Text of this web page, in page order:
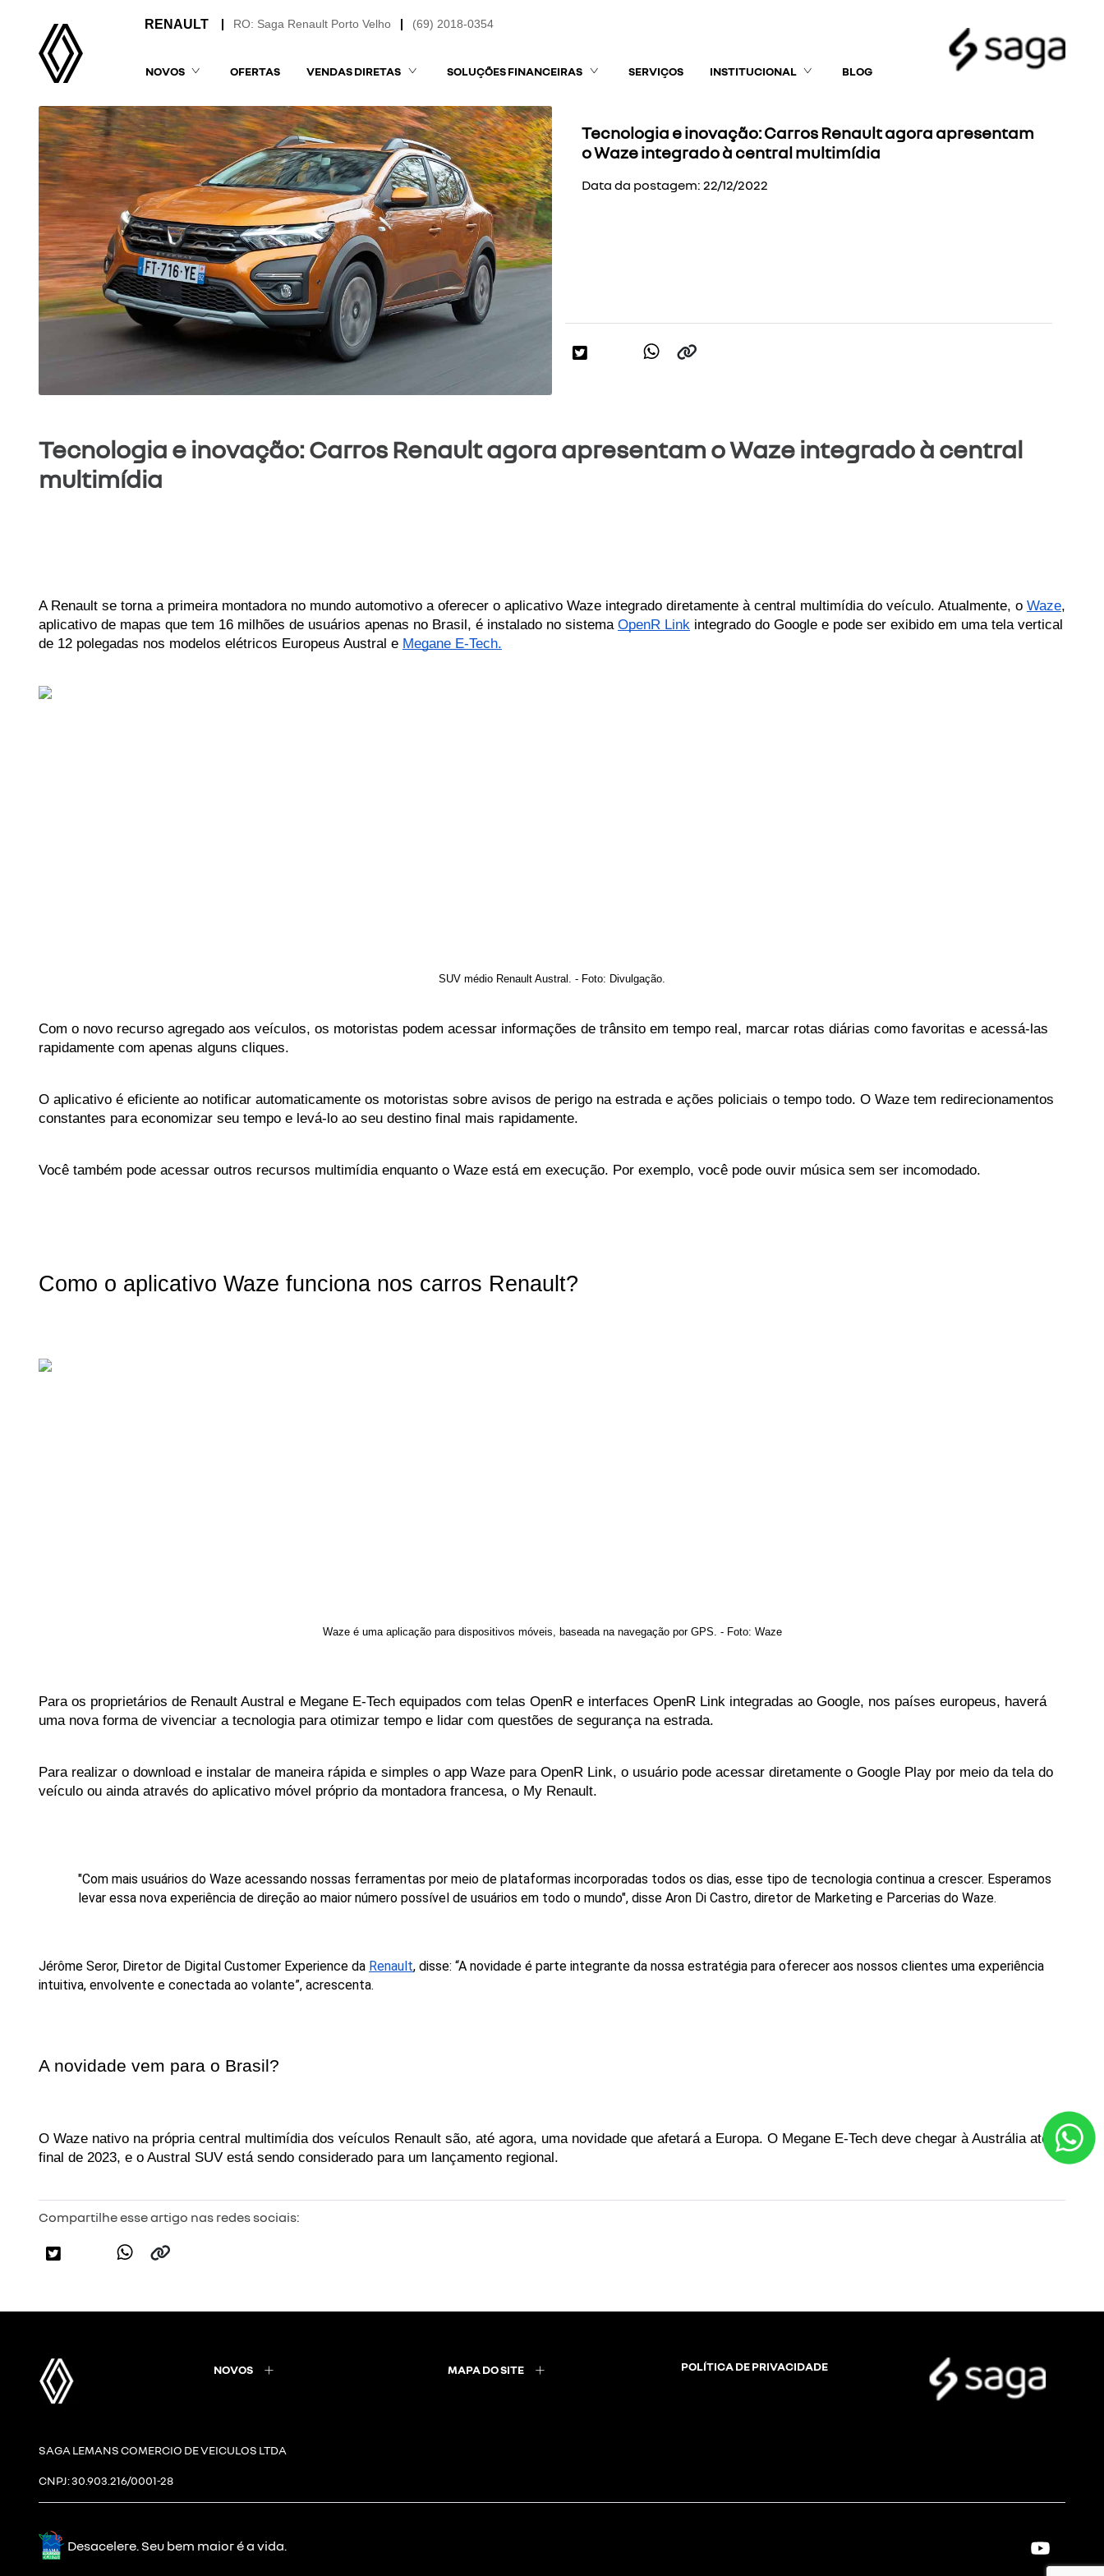
(69) 2018-0354
RO: Saga Renault Porto Velho
NOVOS OFERTAS VENDAS DIRETAS SOLUÇÕES FINANCEIRAS SERVIÇOS INSTITUCIONAL BLOG
Tecnologia e inovação: Carros Renault agora apresentam
o Waze integrado à central multimídia
Data da postagem: 22/12/2022
Tecnologia e inovação: Carros Renault agora apresentam o Waze integrado à central
multimídia
A Renault se torna a primeira montadora no mundo automotivo a oferecer o aplicativo Waze integrado diretamente à central multimídia do veículo. Atualmente, o Waze,
aplicativo de mapas que tem 16 milhões de usuários apenas no Brasil, é instalado no sistema OpenR Link integrado do Google e pode ser exibido em uma tela vertical
de 12 polegadas nos modelos elétricos Europeus Austral e Megane E-Tech.
SUV médio Renault Austral. - Foto: Divulgação.
Com o novo recurso agregado aos veículos, os motoristas podem acessar informações de trânsito em tempo real, marcar rotas diárias como favoritas e acessá-las
rapidamente com apenas alguns cliques.
O aplicativo é eficiente ao notificar automaticamente os motoristas sobre avisos de perigo na estrada e ações policiais o tempo todo. O Waze tem redirecionamentos
constantes para economizar seu tempo e levá-lo ao seu destino final mais rapidamente.
Você também pode acessar outros recursos multimídia enquanto o Waze está em execução. Por exemplo, você pode ouvir música sem ser incomodado.
Como o aplicativo Waze funciona nos carros Renault?
Waze é uma aplicação para dispositivos móveis, baseada na navegação por GPS. - Foto: Waze
Para os proprietários de Renault Austral e Megane E-Tech equipados com telas OpenR e interfaces OpenR Link integradas ao Google, nos países europeus, haverá
uma nova forma de vivenciar a tecnologia para otimizar tempo e lidar com questões de segurança na estrada.
Para realizar o download e instalar de maneira rápida e simples o app Waze para OpenR Link, o usuário pode acessar diretamente o Google Play por meio da tela do
veículo ou ainda através do aplicativo móvel próprio da montadora francesa, o My Renault.
"Com mais usuários do Waze acessando nossas ferramentas por meio de plataformas incorporadas todos os dias, esse tipo de tecnologia continua a crescer. Esperamos
levar essa nova experiência de direção ao maior número possível de usuários em todo o mundo", disse Aron Di Castro, diretor de Marketing e Parcerias do Waze.
Jérôme Seror, Diretor de Digital Customer Experience da Renault, disse: “A novidade é parte integrante da nossa estratégia para oferecer aos nossos clientes uma experiência
intuitiva, envolvente e conectada ao volante”, acrescenta.
A novidade vem para o Brasil?
O Waze nativo na própria central multimídia dos veículos Renault são, até agora, uma novidade que afetará a Europa. O Megane E-Tech deve chegar à Austrália até o
final de 2023, e o Austral SUV está sendo considerado para um lançamento regional.
Compartilhe esse artigo nas redes sociais:
NOVOS MAPA DO SITE POLÍTICA DE PRIVACIDADE
SAGA LEMANS COMERCIO DE VEICULOS LTDA
CNPJ: 30.903.216/0001-28
Desacelere. Seu bem maior é a vida.